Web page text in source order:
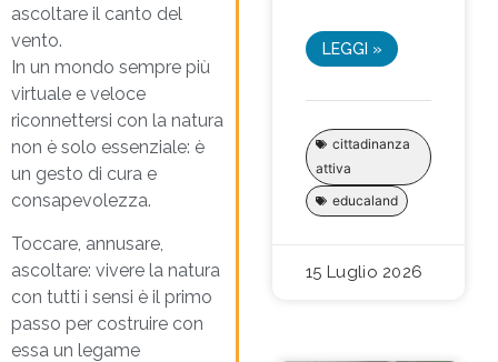
ascoltare il canto del
vento.
In un mondo sempre più
virtuale e veloce
riconnettersi con la natura
non è solo essenziale: è
un gesto di cura e
consapevolezza.
Toccare, annusare,
ascoltare: vivere la natura
con tutti i sensi è il primo
passo per costruire con
essa un legame
LEGGI »
cittadinanza
attiva
educaland
15 Luglio 2026